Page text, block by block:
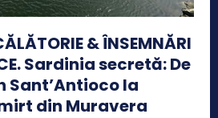
& ÎNSEMNĂRI
Sardinia secretă: De
Sant’Antioco la
din Muravera